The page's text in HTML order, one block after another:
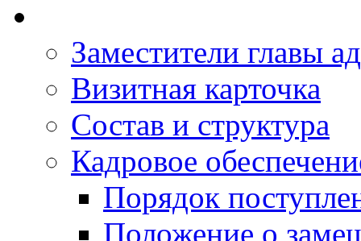
Заместители главы
Визитная карточка
Состав и структура
Кадровое
Порядок
Положение о